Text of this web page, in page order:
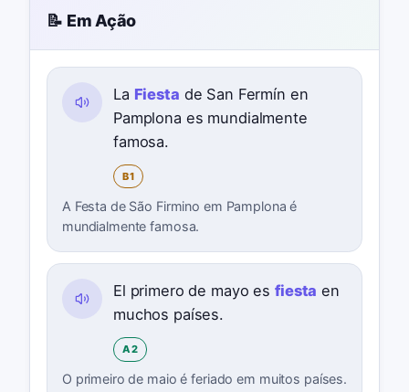
📝 Em Ação
La Fiesta de San Fermín en
Pamplona es mundialmente
famosa.
B1
A Festa de São Firmino em Pamplona é
mundialmente famosa.
El primero de mayo esfiesta en
muchos países.
A2
O primeiro de maio é feriado em muitos países.